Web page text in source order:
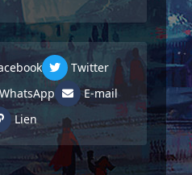
Twitter
E-mail
Lien